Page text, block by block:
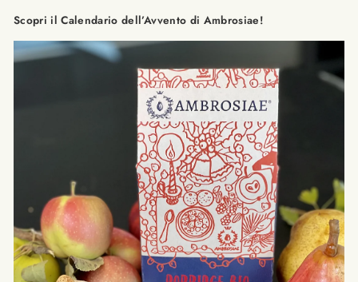
Scopri il Calendario dell’Avvento di Ambrosiae!